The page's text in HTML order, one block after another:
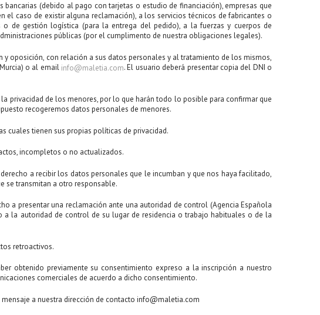
(debido al pago con tarjetas o estudio de financiación), empresas que
el caso de existir alguna reclamación), a los servicios técnicos de fabricantes o
de gestión logística (para la entrega del pedido), a la fuerzas y cuerpos de
públicas (por el cumplimento de nuestra obligaciones legales).
oposición, con relación a sus datos personales y al tratamiento de los mismos,
o al email info@maletia.com. El usuario deberá presentar copia del DNI o
privacidad de los menores, por lo que harán todo lo posible para confirmar que
recogeremos datos personales de menores.
cuales tienen sus propias políticas de privacidad.
incompletos o no actualizados.
a recibir los datos personales que le incumban y que nos haya facilitado,
se transmitan a otro responsable.
a presentar una reclamación ante una autoridad de control (Agencia Española
la autoridad de control de su lugar de residencia o trabajo habituales o de la
retroactivos.
obtenido previamente su consentimiento expreso a la inscripción a nuestro
comerciales de acuerdo a dicho consentimiento.
a nuestra dirección de contacto info@maletia.com